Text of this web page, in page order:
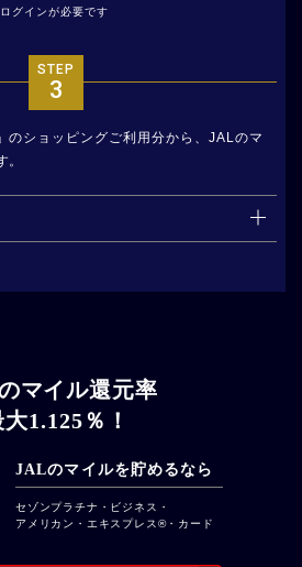
グインが必要です
STEP
3
のショッピングご利用分から、JALのマ
マイル還元率
1.125％！
JALのマイルを貯めるなら
セゾンプラチナ・ビジネス・
アメリカン・エキスプレス®・カード